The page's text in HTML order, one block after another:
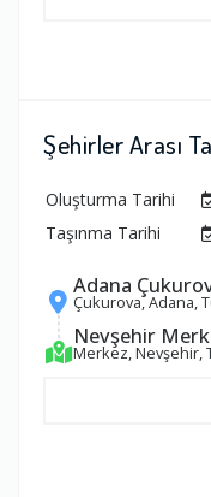
Şehirler Arası
Oluşturma Tarihi
Taşınma Tarihi
Adana
Çukurova, Adana,
Nevşehir
Merkez, Nevşehir,